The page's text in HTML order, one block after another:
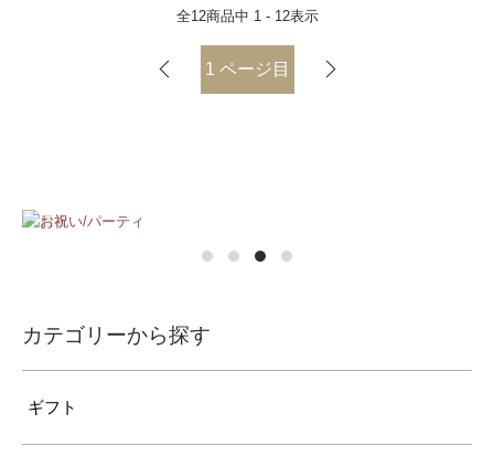
全12商品中 1 - 12表示
1 ページ目
カテゴリーから探す
ギフト